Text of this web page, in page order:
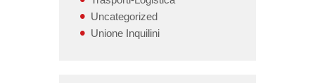
Uncategorized
Unione Inquilini